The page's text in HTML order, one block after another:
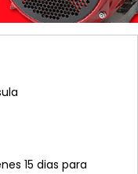
15 dias para